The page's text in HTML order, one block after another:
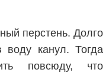
перстень. Долго
воду канул. Тогда
повсюду, что